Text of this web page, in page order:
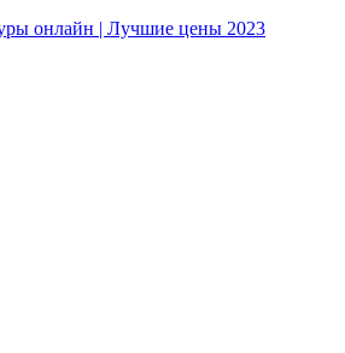
онлайн | Лучшие цены 2023